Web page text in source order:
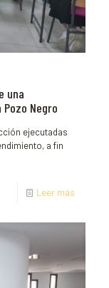
una
Negro
ejecutadas
a fin
Leer más